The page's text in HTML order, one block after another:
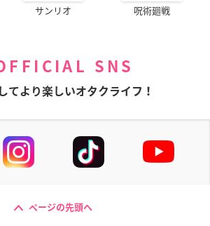
サンリオ 呪術廻戦
SNS
てより楽しいオタクライフ！
ページの先頭へ